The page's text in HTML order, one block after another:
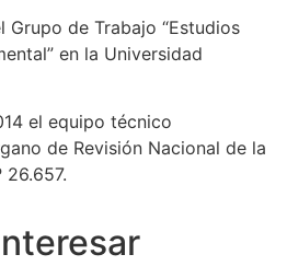
Grupo de Trabajo “Estudios
en la Universidad
el equipo técnico
de Revisión Nacional de la
26.657.